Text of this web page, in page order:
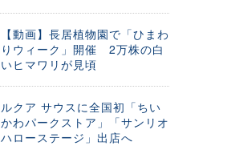
【動画】長居植物園で「ひまわ
りウィーク」開催 2万株の白
いヒマワリが見頃
ルクア サウスに全国初「ちい
かわパークストア」「サンリオ
ハローステージ」出店へ